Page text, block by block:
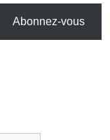
Abonnez-vous